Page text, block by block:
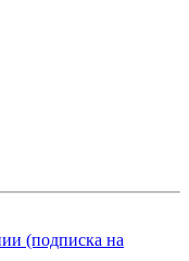
(подписка на